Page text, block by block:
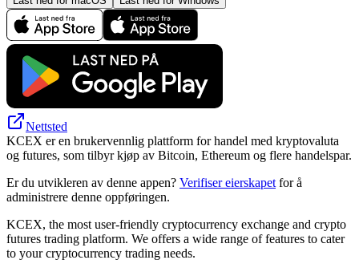
Nettsted
KCEX er en brukervennlig plattform for handel med kryptovaluta
og futures, som tilbyr kjøp av Bitcoin, Ethereum og flere handelspar.
Er du utvikleren av denne appen? Verifiser eierskapet for å
administrere denne oppføringen.
KCEX, the most user-friendly cryptocurrency exchange and crypto
futures trading platform. We offers a wide range of features to cater
to your cryptocurrency trading needs.